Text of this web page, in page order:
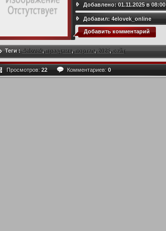
Добавлено: 01.11.2025 в 08:00
Добавил: 4elovek_online
Добавить комментарий
Теги :4elovek,праздник,портал,2025,сайт
Просмотров: 22 Комментариев: 0